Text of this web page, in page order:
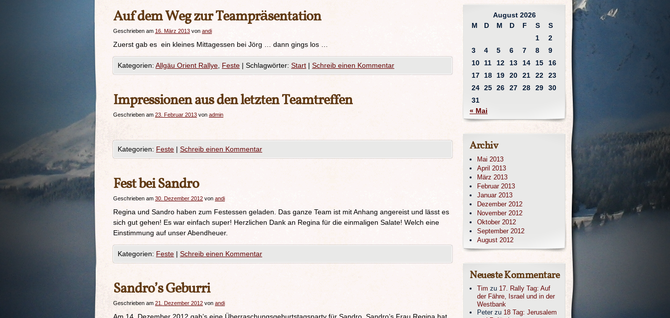
Auf dem Weg zur Teampräsentation
Geschrieben am 16. März 2013 von andi
Zuerst gab es ein kleines Mittagessen bei Jörg … dann gings los …
Kategorien: Allgäu Orient Rallye Feste | Schlagwörter: Start | Schreib einen Kommentar
Impressionen aus den letzten Teamtreffen
Geschrieben am 23. Februar 2013 von admin
Kategorien: Feste | Schreib einen Kommentar
Fest bei Sandro
Geschrieben am 30. Dezember 2012 von andi
Regina und Sandro haben zum Festessen geladen. Das ganze Team ist mit Anhang angereist und lässt es
sich gut gehen! Es war einfach super! Herzlichen Dank an Regina für die einmaligen Salate! Welch eine
Einstimmung auf unser Abendheuer.
Kategorien: Feste | Schreib einen Kommentar
Sandro’s Geburri
Geschrieben am 21. Dezember 2012 von andi
August 2026
M
D M D F S
S
1
2
3
4 5 6 7 8
9
10
11 12 13 14 15
16
17
18 19 20 21 22
23
24 25 26 27 28 29
30
31
« Mai
Archiv
Mai 2013
April 2013
März 2013
Februar 2013
Januar 2013
Dezember 2012
November 2012
Oktober 2012
September 2012
August 2012
Neueste Kommentare
Tim zu 17. Rally Tag: Auf
der Fähre, Israel und in der
Westbank
Peterzu 18 Tag: Jerusalem